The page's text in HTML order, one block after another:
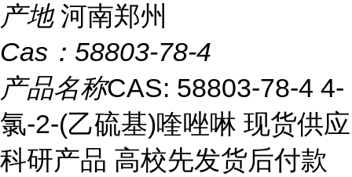
产地 河南郑州
Cas： 58803-78-4
产品名称CAS: 58803-78-4 4-
氯-2-(乙硫基)喹唑啉 现货供应
科研产品 高校先发货后付款